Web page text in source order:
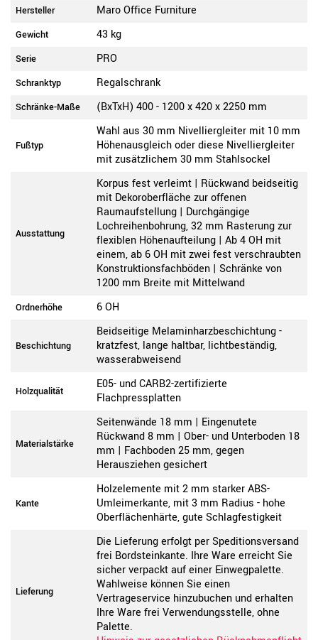
Hersteller Maro Office Furniture
Gewicht 43 kg
Serie PRO
Schranktyp Regalschrank
Schränke-Maße (BxTxH) 400 - 1200 x 420 x 2250 mm
Fußtyp
Wahl aus 30 mm Nivelliergleiter mit 10 mm
Höhenausgleich oder diese Nivelliergleiter
mit zusätzlichem 30 mm Stahlsockel
Ausstattung
Korpus fest verleimt | Rückwand beidseitig
mit Dekoroberfläche zur offenen
Raumaufstellung | Durchgängige
Lochreihenbohrung, 32 mm Rasterung zur
flexiblen Höhenaufteilung | Ab 4 OH mit
einem, ab 6 OH mit zwei fest verschraubten
Konstruktionsfachböden | Schränke von
1200 mm Breite mit Mittelwand
Ordnerhöhe 6 OH
Beschichtung
Beidseitige Melaminharzbeschichtung -
kratzfest, lange haltbar, lichtbeständig,
wasserabweisend
Holzqualität
E05- und CARB2-zertifizierte
Flachpressplatten
Materialstärke
Seitenwände 18 mm | Eingenutete
Rückwand 8 mm | Ober- und Unterboden 18
mm | Fachboden 25 mm, gegen
Herausziehen gesichert
Kante
Holzelemente mit 2 mm starker ABS-
Umleimerkante, mit 3 mm Radius - hohe
Oberflächenhärte, gute Schlagfestigkeit
Lieferung
Die Lieferung erfolgt per Speditionsversand
frei Bordsteinkante. Ihre Ware erreicht Sie
sicher verpackt auf einer Einwegpalette.
Wahlweise können Sie einen
Vertrageservice hinzubuchen und erhalten
Ihre Ware frei Verwendungsstelle, ohne
Palette.